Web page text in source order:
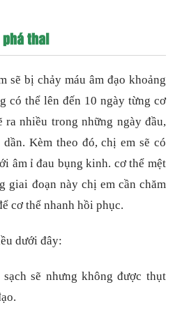
thai
sẽ bị chảy máu âm đạo khoảng
có thể lên đến 10 ngày từng cơ
ra nhiều trong những ngày đầu,
Kèm theo đó, chị em sẽ có
âm ỉ đau bụng kinh. cơ thể mệt
giai đoạn này chị em cần chăm
cơ thể nhanh hồi phục.
dưới đây:
sẽ nhưng không được thụt